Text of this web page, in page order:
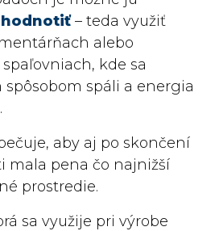
– teda využiť
alebo
kde sa
spáli a energia
aby aj po skončení
mala pena čo najnižší
prostredie.
sa využije pri výrobe